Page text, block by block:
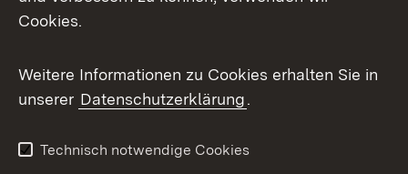
Messenger
Social Wall
X / Twitter
Youtube
Cookies.
Weitere Informationen zu Cookies erhalten Sie in
unserer Datenschutzerklärung.
Technisch notwendige Cookies